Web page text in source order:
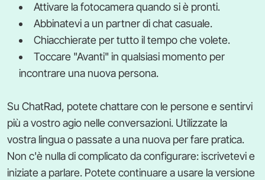
Attivare la fotocamera quando si è pronti.
Abbinatevi a un partner di chat casuale.
Chiacchierate per tutto il tempo che volete.
Toccare "Avanti" in qualsiasi momento per
incontrare una nuova persona.
Su ChatRad, potete chattare con le persone e sentirvi
più a vostro agio nelle conversazioni. Utilizzate la
vostra lingua o passate a una nuova per fare pratica.
Non c'è nulla di complicato da configurare: iscrivetevi e
iniziate a parlare. Potete continuare a usare la versione